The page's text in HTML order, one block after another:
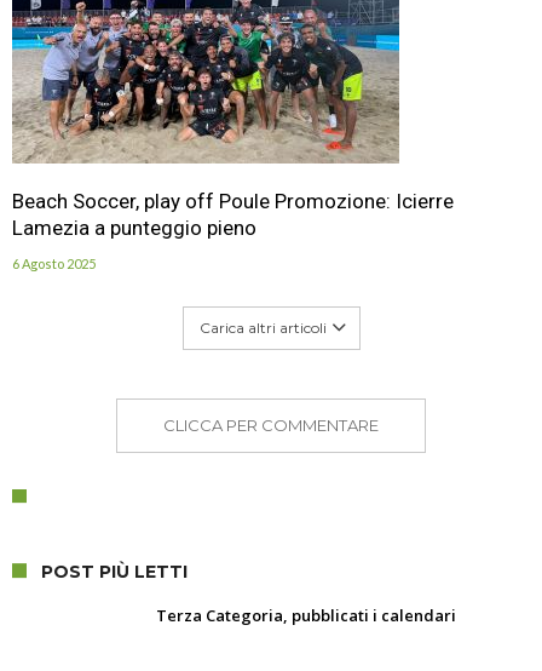
Beach Soccer, play off Poule Promozione: Icierre
Lamezia a punteggio pieno
6 Agosto 2025
Carica altri articoli
CLICCA PER COMMENTARE
POST PIÙ LETTI
Terza Categoria, pubblicati i calendari